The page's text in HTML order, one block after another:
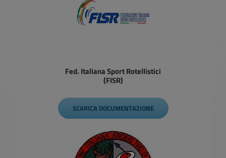
Fed. Italiana Sport Rotellistici
(FISR)
SCARICA DOCUMENTAZIONE